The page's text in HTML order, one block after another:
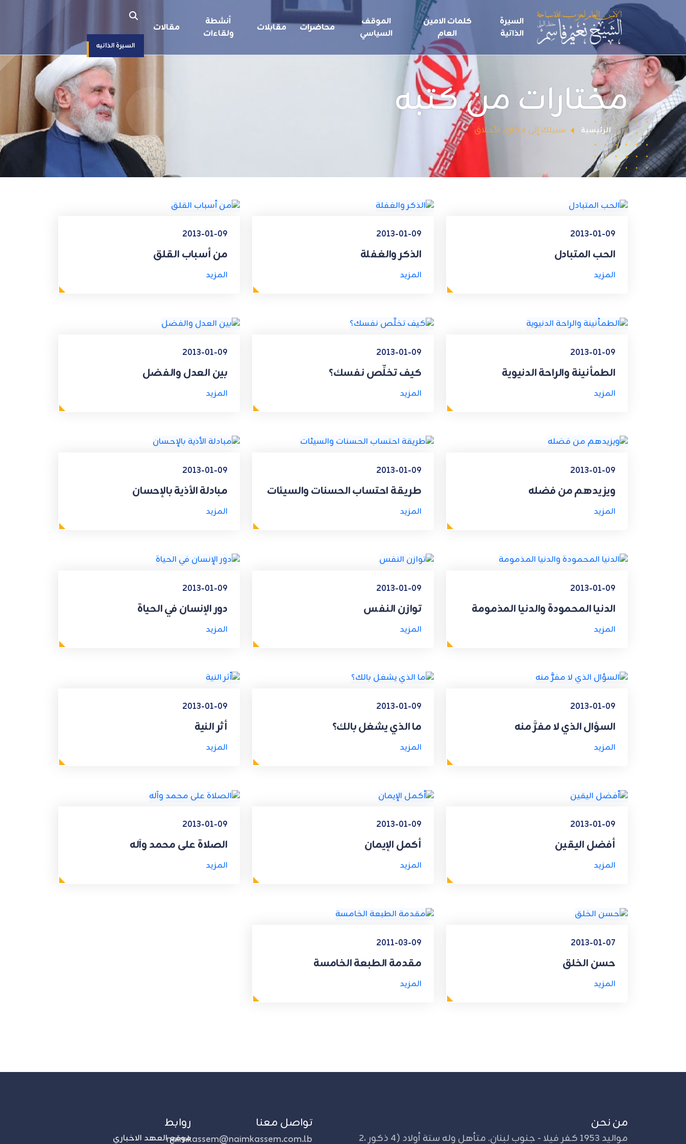
السيرة
الذاتية
كلمات الامين
العام
الموقف
السياسي
محاضرات مقابلات
أنشطة
ولقاءات
مقالات
السيرة الذاتيه
مختارات من كتبه
الرئيسية سبيلك إلى مكارم الأخلاق
2013-01-09
الحب المتبادل
المزيد
2013-01-09
الذكر والغفلة
المزيد
2013-01-09
من أسباب القلق
المزيد
2013-01-09
الطمأنينة والراحة الدنيوية
المزيد
2013-01-09
كيف تخلِّص نفسك؟
المزيد
2013-01-09
بين العدل والفضل
المزيد
2013-01-09
ويزيدهم من فضله
المزيد
2013-01-09
طريقة احتساب الحسنات والسيئات
المزيد
2013-01-09
مبادلة الأذية بالإحسان
المزيد
2013-01-09
الدنيا المحمودة والدنيا المذمومة
المزيد
2013-01-09
توازن النفس
المزيد
2013-01-09
دور الإنسان في الحياة
المزيد
2013-01-09
السؤال الذي لا مفرَّ منه
المزيد
2013-01-09
ما الذي يشغل بالك؟
المزيد
2013-01-09
أثر النية
المزيد
2013-01-09
أفضل اليقين
المزيد
2013-01-09
أكمل الإيمان
المزيد
2013-01-09
الصلاة على محمد وآله
المزيد
2013-01-07
حسن الخلق
المزيد
2011-03-09
مقدمة الطبعة الخامسة
المزيد
من نحن
مواليد 1953 كفر فيلا - جنوب لبنان. متأهل وله ستة أولاد (4 ذكور ،2
تواصل معنا
naimkassem@naimkassem.com.lb
روابط
موقع العهد الاخباري